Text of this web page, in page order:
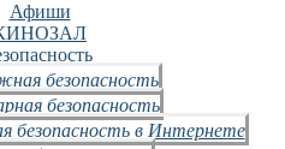
Афиши
безопасность
безопасность
безопасность в Интернете